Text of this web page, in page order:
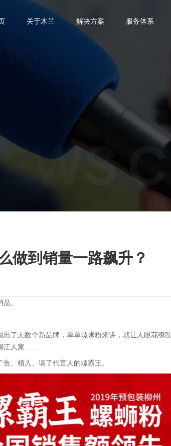
关于木兰 解决方案 服务体系
做到销量一路飙升？
。
了无数个新品牌，单单螺蛳粉来讲，就让人眼花缭
江人家……
、植入、请了代言人的螺霸王。